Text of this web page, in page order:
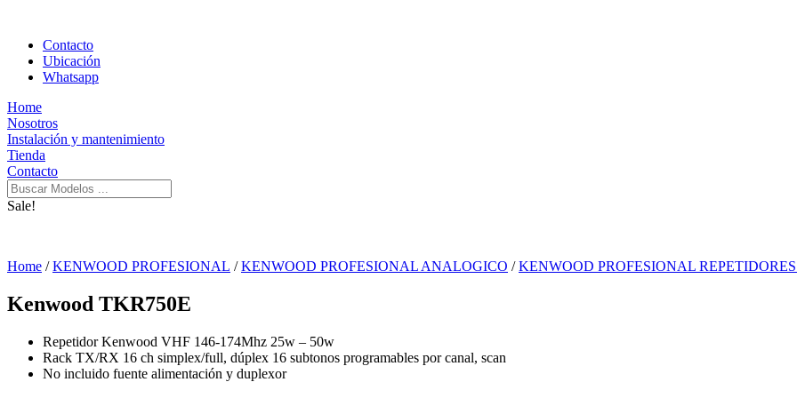
Contacto
Ubicación
Whatsapp
Home
Nosotros
Instalación y mantenimiento
Tienda
Contacto
Sale!
Home /KENWOOD PROFESIONAL /KENWOOD PROFESIONAL ANALOGICO /KENWOOD PROFESIONAL
Kenwood TKR750E
Repetidor Kenwood VHF 146-174Mhz 25w – 50w
Rack TX/RX 16 ch simplex/full, dúplex 16 subtonos programables por canal, scan
No incluido fuente alimentación y duplexor